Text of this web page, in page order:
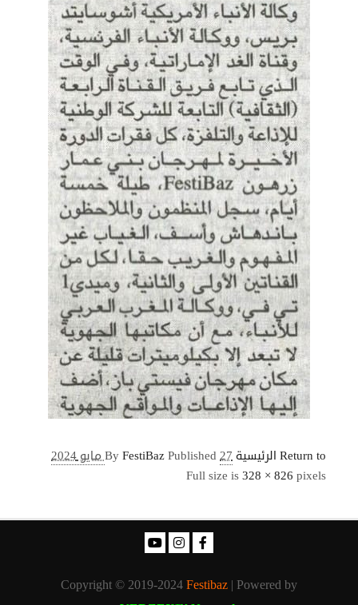
Return to الرئيسية ByFestiBazPublished 27 مايو 2024
Full size is328 × 826 pixels
Copyright © 2019-2024Festibaz | Powered by